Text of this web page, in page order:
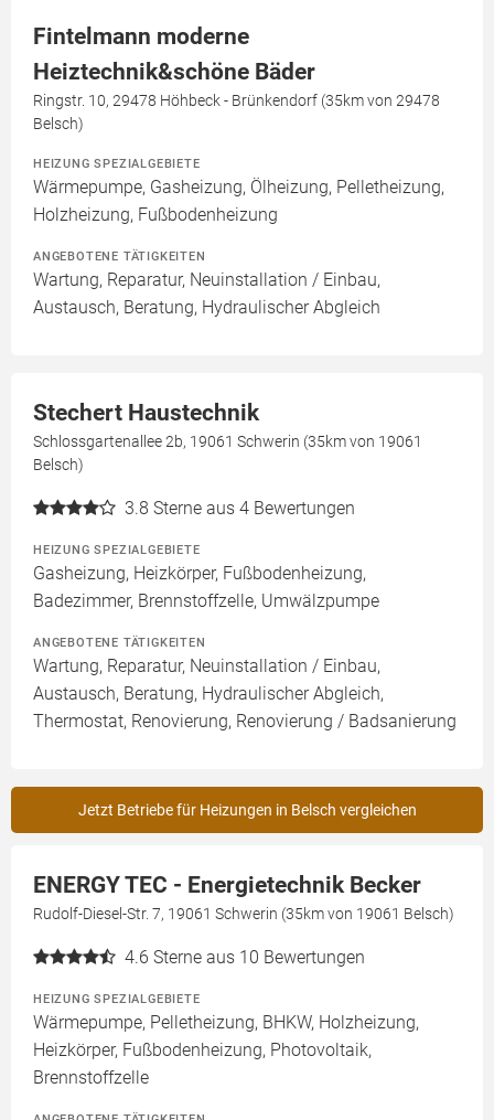
Fintelmann moderne
Heiztechnik&schöne Bäder
Ringstr. 10, 29478 Höhbeck - Brünkendorf (35km von 29478
Belsch)
HEIZUNG SPEZIALGEBIETE
Wärmepumpe, Gasheizung, Ölheizung, Pelletheizung,
Holzheizung, Fußbodenheizung
ANGEBOTENE TÄTIGKEITEN
Wartung, Reparatur, Neuinstallation / Einbau,
Austausch, Beratung, Hydraulischer Abgleich
Stechert Haustechnik
Schlossgartenallee 2b, 19061 Schwerin (35km von 19061
Belsch)
3.8 Sterne aus 4 Bewertungen
HEIZUNG SPEZIALGEBIETE
Gasheizung, Heizkörper, Fußbodenheizung,
Badezimmer, Brennstoffzelle, Umwälzpumpe
ANGEBOTENE TÄTIGKEITEN
Wartung, Reparatur, Neuinstallation / Einbau,
Austausch, Beratung, Hydraulischer Abgleich,
Thermostat, Renovierung, Renovierung / Badsanierung
Jetzt Betriebe für Heizungen in Belsch vergleichen
ENERGY TEC - Energietechnik Becker
Rudolf-Diesel-Str. 7, 19061 Schwerin (35km von 19061 Belsch)
4.6 Sterne aus 10 Bewertungen
HEIZUNG SPEZIALGEBIETE
Wärmepumpe, Pelletheizung, BHKW, Holzheizung,
Heizkörper, Fußbodenheizung, Photovoltaik,
Brennstoffzelle